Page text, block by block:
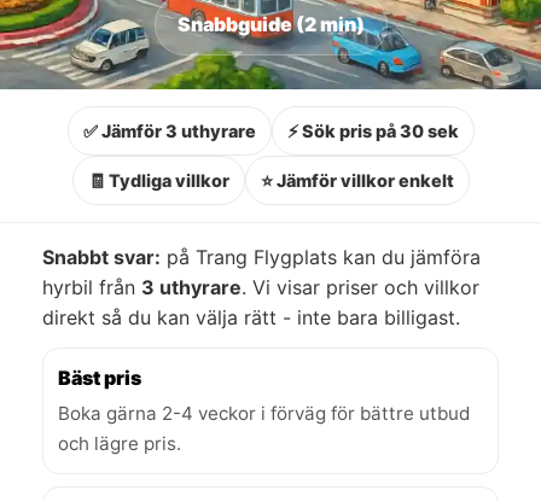
Snabbguide (2 min)
✅ Jämför 3 uthyrare ⚡ Sök pris på 30 sek
🧾 Tydliga villkor ⭐ Jämför villkor enkelt
Snabbt svar: på Trang Flygplats kan du jämföra
hyrbil från 3 uthyrare. Vi visar priser och villkor
direkt så du kan välja rätt - inte bara billigast.
Bäst pris
Boka gärna 2-4 veckor i förväg för bättre utbud
och lägre pris.